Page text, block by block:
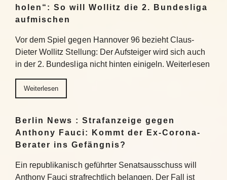
holen“: So will Wollitz die 2. Bundesliga
aufmischen
Vor dem Spiel gegen Hannover 96 bezieht Claus-
Dieter Wollitz Stellung: Der Aufsteiger wird sich auch
in der 2. Bundesliga nicht hinten einigeln. Weiterlesen
Weiterlesen
Berlin News : Strafanzeige gegen
Anthony Fauci: Kommt der Ex-Corona-
Berater ins Gefängnis?
Ein republikanisch geführter Senatsausschuss will
Anthony Fauci strafrechtlich belangen. Der Fall ist